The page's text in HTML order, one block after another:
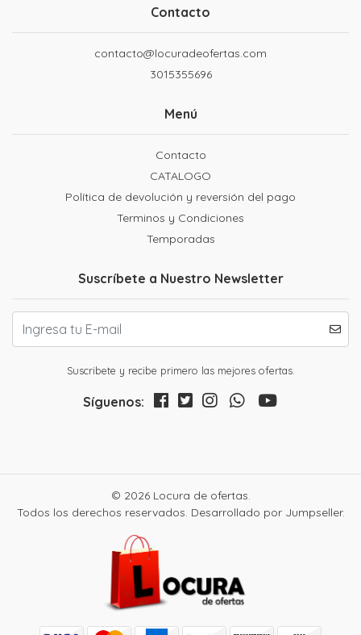
Contacto
contacto@locuradeofertas.com
3015355696
Menú
Contacto
CATALOGO
Política de devolución y reversión del pago
Terminos y Condiciones
Temporadas
Suscríbete a Nuestro Newsletter
Suscribete y recibe primero las mejores ofertas.
Síguenos:
© 2026 Locura de ofertas.
Todos los derechos reservados. Desarrollado por Jumpseller.